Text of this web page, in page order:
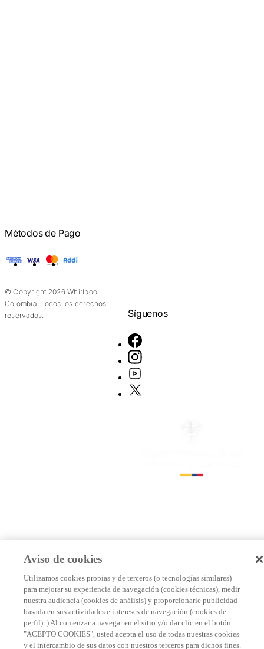
Métodos de Pago
American Express
Visa Mastercard
© Copyright 2026 Whirlpool
Colombia. Todos los derechos
reservados.
Síguenos
Aviso de cookies
Utilizamos cookies propias y de terceros (o tecnologías similares)
para mejorar su experiencia de navegación (cookies técnicas), medir
nuestra audiencia (cookies de análisis) y proporcionarle publicidad
basada en sus actividades e intereses de navegación (cookies de
perfil). ) Al comenzar a navegar en el sitio y/o dar clic en el botón
"ACEPTO COOKIES", usted acepta el uso de todas nuestras cookies
y el intercambio de sus datos con nuestros terceros para dichos fines.